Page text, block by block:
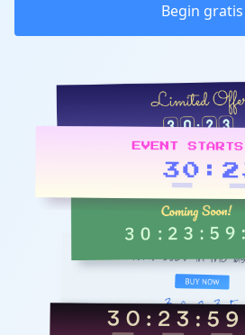
Begin gratis